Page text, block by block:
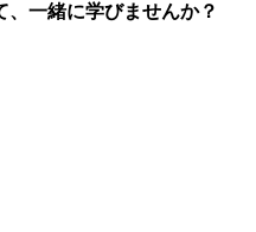
一緒に学びませんか？